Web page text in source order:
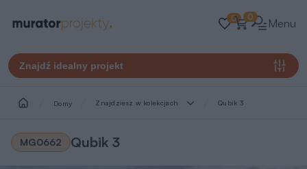
0 0 Menu
Znajdź idealny projekt
Domy Znajdziesz w kolekcjach Qubik 3
MG0662 Qubik 3